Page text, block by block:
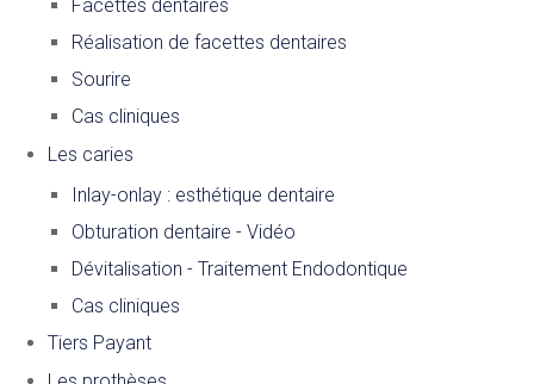
Facettes dentaires
Réalisation de facettes dentaires
Sourire
Cas cliniques
Les caries
Inlay-onlay : esthétique dentaire
Obturation dentaire - Vidéo
Dévitalisation - Traitement Endodontique
Cas cliniques
Tiers Payant